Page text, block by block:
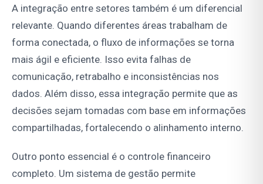
A integração entre setores também é um diferencial
relevante. Quando diferentes áreas trabalham de
forma conectada, o fluxo de informações se torna
mais ágil e eficiente. Isso evita falhas de
comunicação, retrabalho e inconsistências nos
dados. Além disso, essa integração permite que as
decisões sejam tomadas com base em informações
compartilhadas, fortalecendo o alinhamento interno.
Outro ponto essencial é o controle financeiro
completo. Um sistema de gestão permite